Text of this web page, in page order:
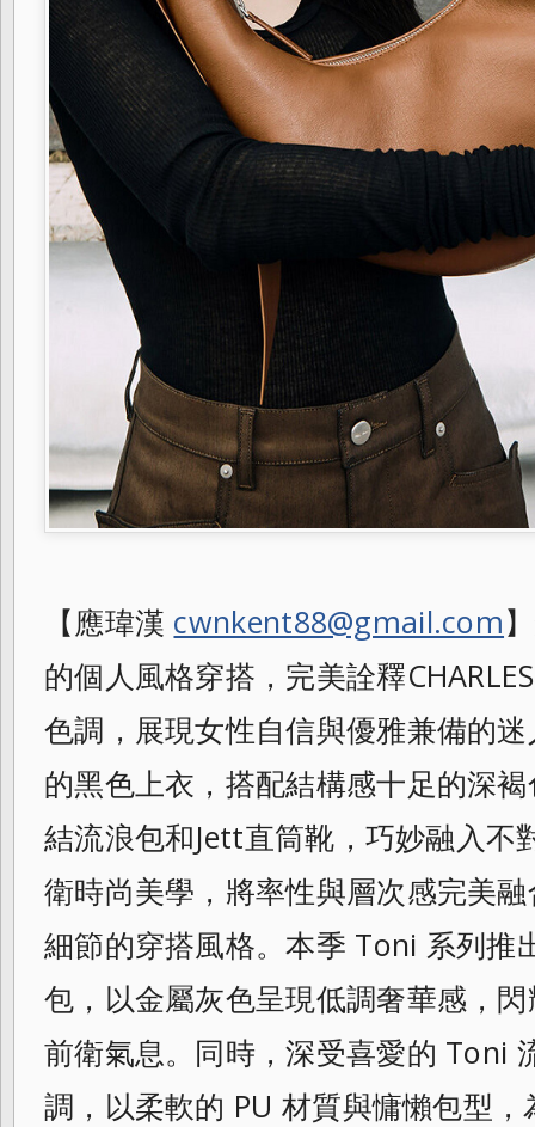
【應瑋漢 cwnkent88@gmail.com
的個人風格穿搭，完美詮釋
色調，展現女性自信與優雅兼備的
的黑色上衣，搭配結構感十足的深
結流浪包和Jett直筒靴，巧妙融入不
衛時尚美學，將率性與層次感完美
細節的穿搭風格。本季 Toni 系列推
包，以金屬灰色呈現低調奢華感，
前衛氣息。同時，深受喜愛的 Toni
調，以柔軟的 PU 材質與慵懶包型